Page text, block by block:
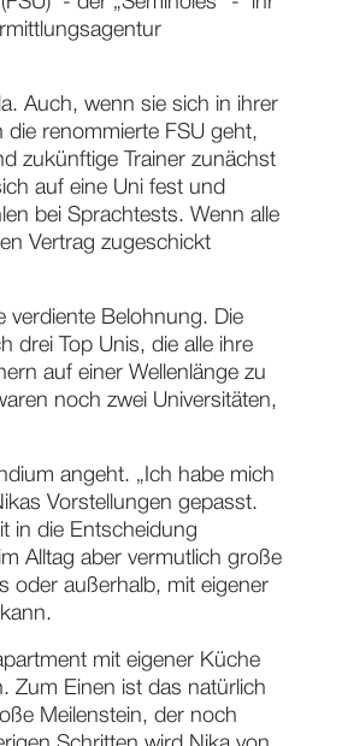
Trainingsumfang,
mit
- der „Seminoles“ - ihr
Auch, wenn sie sich in ihrer
renommierte FSU geht,
zukünftige Trainer zunächst
auf eine Uni fest und
bei Sprachtests. Wenn alle
Vertrag zugeschickt
Belohnung. Die
Top Unis, die alle ihre
auf einer Wellenlänge zu
noch zwei Universitäten,
angeht. „Ich habe mich
Vorstellungen gepasst.
in die Entscheidung
Alltag aber vermutlich große
oder außerhalb, mit eigener